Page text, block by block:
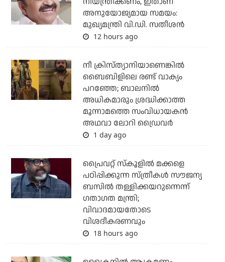
അനുയോജ്യമായ സമയം:
മുഖ്യമന്ത്രി വി.ഡി. സതീശന്‍
12 hours ago
നീ ക്രിസ്ത്യാനിയാണെങ്കില്‍
ബൈബിളിലെ രണ്ട് വാക്യം
പറഞ്ഞേ; ബാലനില്‍
അധികമാരും ശ്രദ്ധിക്കാത്ത
മൂന്നാമത്തെ സംവിധായകന്‍
അഥവാ ലോറി ഡ്രൈവര്‍
1 day ago
പ്രൈവറ്റ് സ്‌കൂളില്‍ മക്കളെ
പഠിപ്പിക്കുന്ന സ്ത്രീകള്‍ സൗജന്യ
ബസില്‍ തള്ളിക്കയറുന്നെന്ന്
ഗതാഗത മന്ത്രി;
വിവാദമായതോടെ
വിശദീകരണവും
18 hours ago